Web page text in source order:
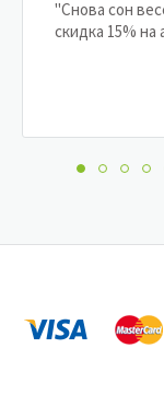
"Снова сон
скидка 15% на